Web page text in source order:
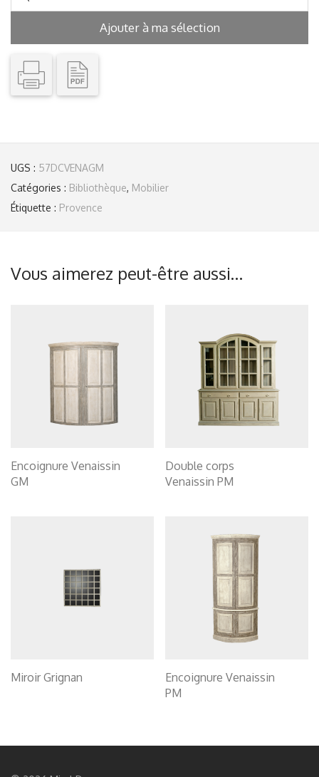
Ajouter à ma sélection
UGS : 57DCVENAGM
Catégories : Bibliothèque, Mobilier
Étiquette : Provence
Vous aimerez peut-être aussi…
Encoignure Venaissin
GM
Double corps
Venaissin PM
Miroir Grignan
Encoignure Venaissin
PM